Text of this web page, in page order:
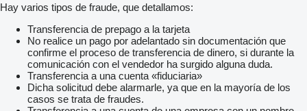
Hay varios tipos de fraude, que detallamos:
Transferencia de prepago a la tarjeta
No realice un pago por adelantado sin documentación que
confirme el proceso de transferencia de dinero, si durante la
comunicación con el vendedor ha surgido alguna duda.
Transferencia a una cuenta «fiduciaria»
Dicha solicitud debe alarmarle, ya que en la mayoría de los
casos se trata de fraudes.